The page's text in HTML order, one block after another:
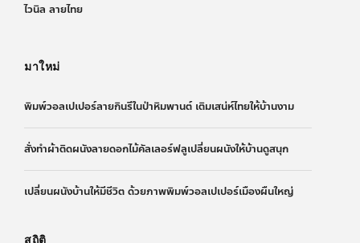
ไวนิล ลายไทย
มาใหม่
พิมพ์วอลเปเปอร์ลายกินรีในป่าหิมพานต์ เติมเสน่ห์ไทยให้บ้านงาม
สั่งทำผ้าติดผนังลายดอกไม้คัลเลอร์ฟลูเปลี่ยนผนังให้บ้านดูสนุก
เปลี่ยนผนังบ้านให้มีชีวิต ด้วยภาพพิมพ์วอลเปเปอร์เมืองผืนใหญ่
สถิติ